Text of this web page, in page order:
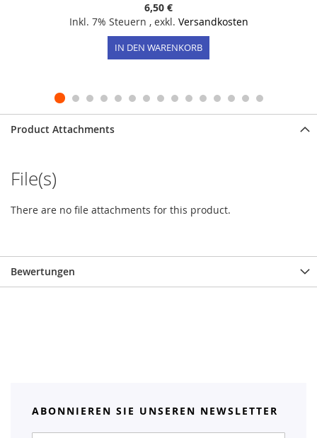
6,50 €
Inkl. 7% Steuern , exkl. Versandkosten
IN DEN WARENKORB
Product Attachments
File(s)
There are no file attachments for this product.
Bewertungen
ABONNIEREN SIE UNSEREN NEWSLETTER